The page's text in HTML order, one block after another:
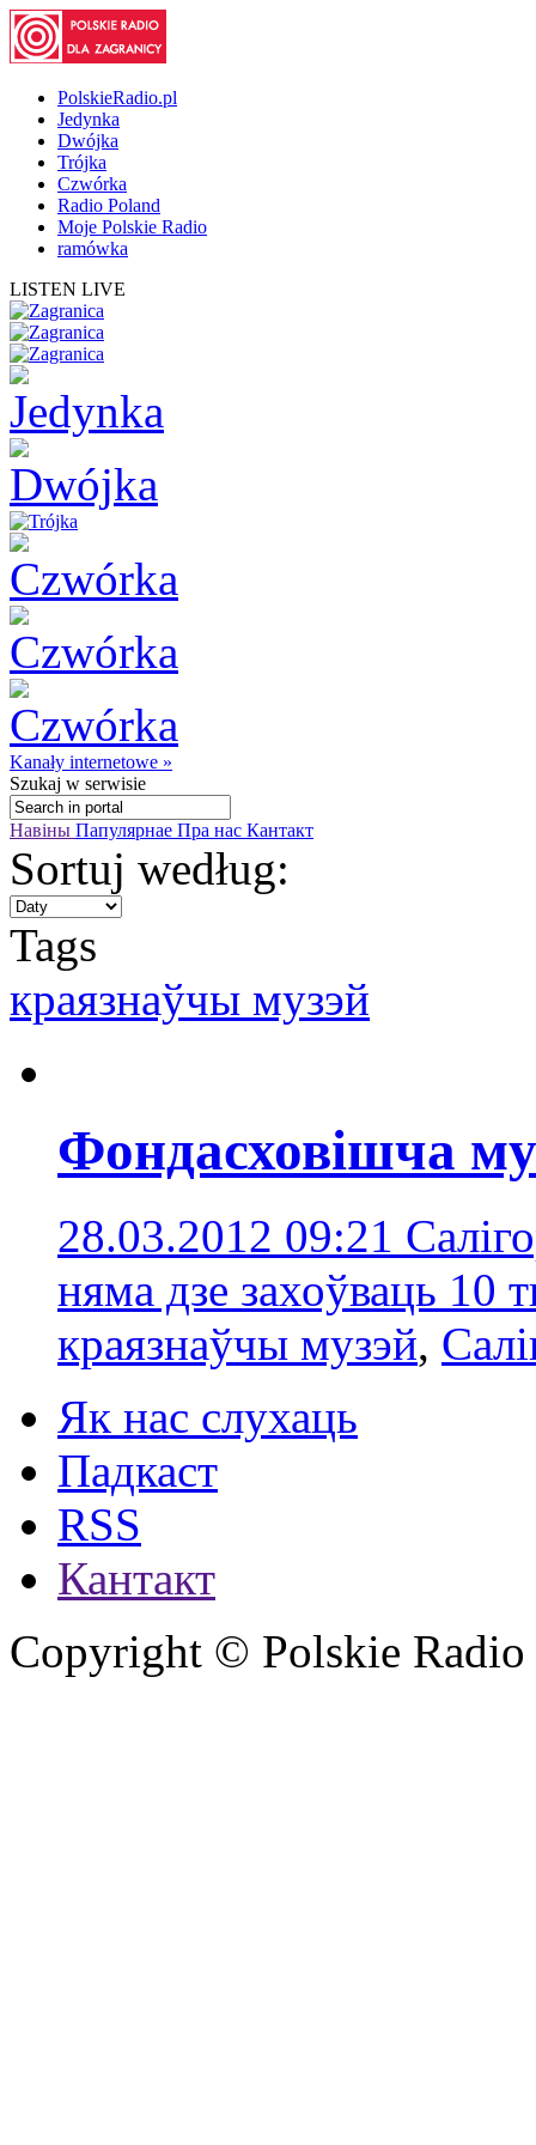
PolskieRadio.pl
Jedynka
Dwójka
Trójka
Czwórka
Radio Poland
Moje Polskie Radio
ramówka
LISTEN LIVE
Kanały internetowe »
Szukaj w serwisie
Навіны Папулярнае Пра нас Кантакт
Sortuj według:
Tags
краязнаўчы музэй
Фондасховішча
28.03.2012 09:21
няма дзе захоўваць 10
краязнаўчы музэй,
Як нас слухаць
Падкаст
RSS
Кантакт
Copyright © Polskie